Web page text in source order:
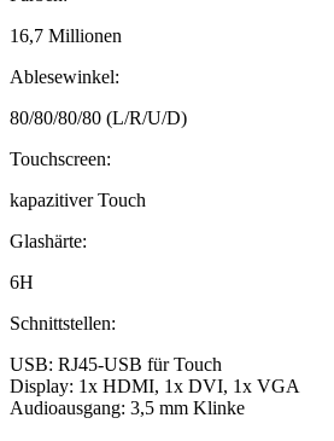
16,7 Millionen
Ablesewinkel:
80/80/80/80 (L/R/U/D)
Touchscreen:
kapazitiver Touch
Glashärte:
6H
Schnittstellen:
USB: RJ45-USB für Touch
Display: 1x HDMI, 1x DVI, 1x VGA
Audioausgang: 3,5 mm Klinke